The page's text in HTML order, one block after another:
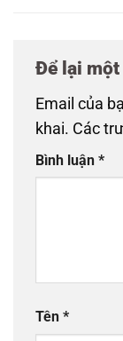
Để lại
Email của
khai. Các
Bình luận *
Tên *